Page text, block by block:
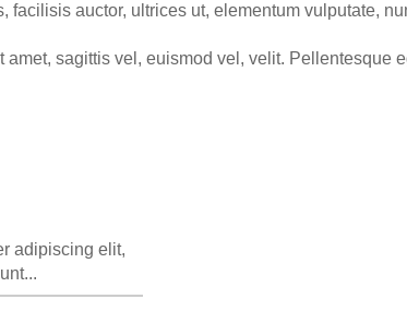
facilisis auctor, ultrices ut, elementum vulputate,
sagittis vel, euismod vel, velit. Pellentesque
adipiscing elit,